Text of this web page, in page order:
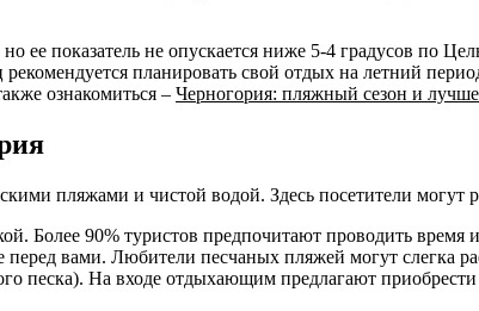
ее показатель не опускается ниже 5-4 градусов по
планировать свой отдых на летний
ознакомиться – Черногория: пляжный сезон и
пляжами и чистой водой. Здесь посетители могут
Более 90% туристов предпочитают проводить
вами. Любители песчаных пляжей могут слегка
песка). На входе отдыхающим предлагают